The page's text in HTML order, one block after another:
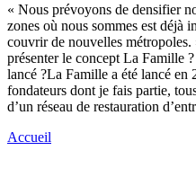
« Nous prévoyons de densifier
zones où nous sommes est déjà
couvrir de nouvelles
présenter le concept La Famille
lancé ?La Famille a été lancé en
fondateurs dont je fais partie,
d’un réseau de restauration
Accueil